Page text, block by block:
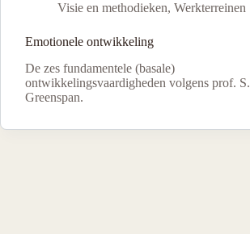
Visie en methodieken, Werkterreinen
Emotionele ontwikkeling
De zes fundamentele (basale)
ontwikkelingsvaardigheden volgens prof. S.
Greenspan.